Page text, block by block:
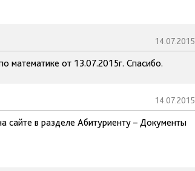
14.07.2015
математике от 13.07.2015г. Спасибо.
14.07.2015
сайте в разделе Абитуриенту – Документы